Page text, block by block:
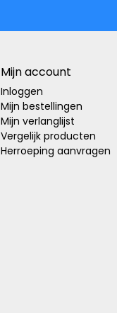
Mijn account
Inloggen
Mijn bestellingen
Mijn verlanglijst
Vergelijk producten
Herroeping aanvragen